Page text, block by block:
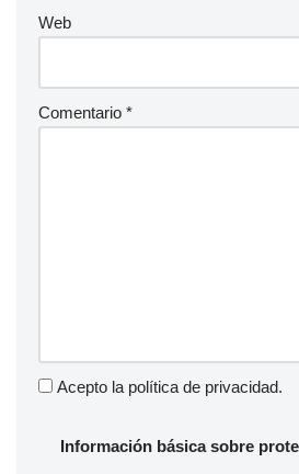
Web
Comentario *
Acepto la política de privacidad.
Información básica sobre